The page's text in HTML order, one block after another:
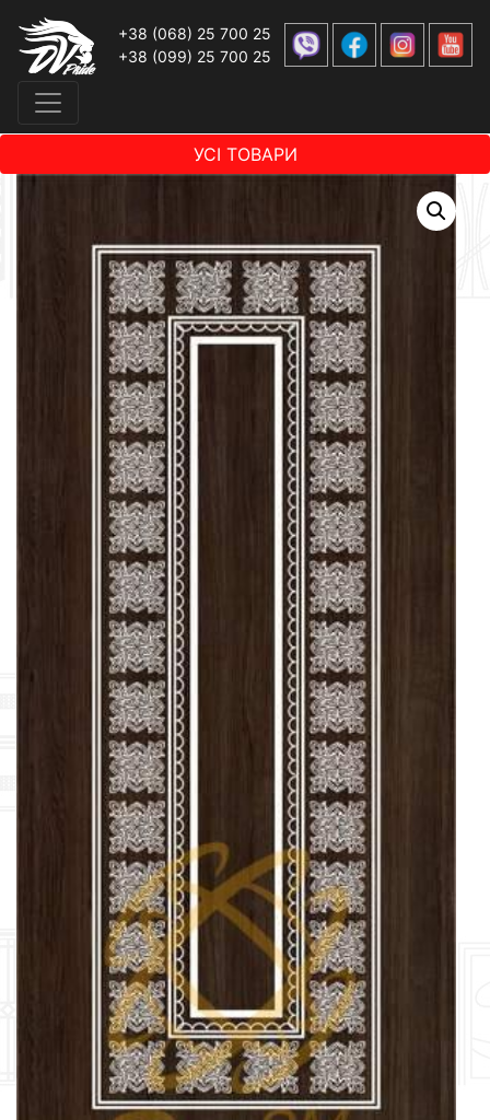
+38 (068) 25 700 25
+38 (099) 25 700 25
УСІ ТОВАРИ